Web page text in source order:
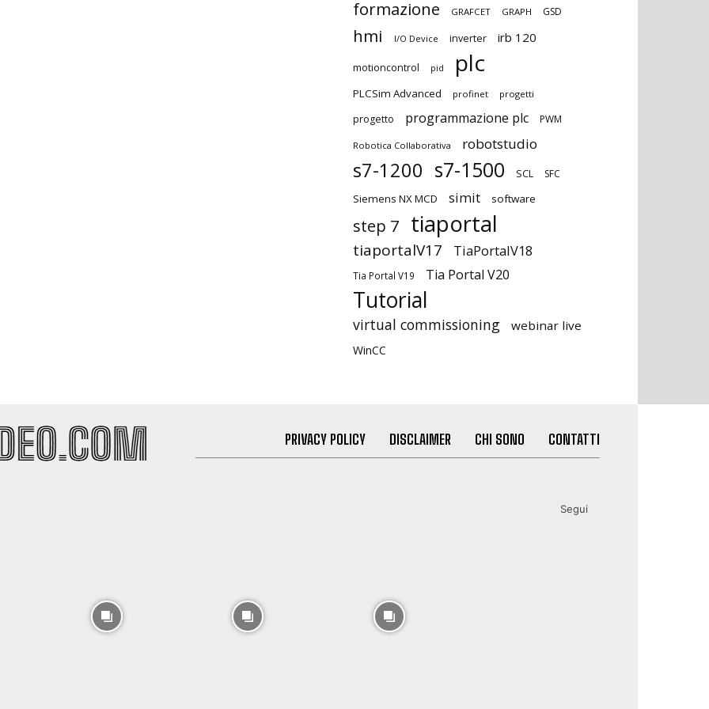
formazione GRAFCET GRAPH GSD
hmi I/O Device inverter irb 120
motioncontrol pid plc
PLCSim Advanced profinet progetti
progetto programmazione plc PWM
Robotica Collaborativa robotstudio
s7-1200 s7-1500 SCL SFC
Siemens NX MCD simit software
step 7 tiaportal
tiaportalV17 TiaPortalV18
Tia Portal V19 Tia Portal V20
Tutorial
virtual commissioning webinar live
WinCC
PRIVACY POLICY DISCLAIMER CHI SONO CONTATTI
Segui